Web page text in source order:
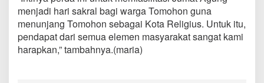
menjadi hari sakral bagi warga Tomohon guna
menunjang Tomohon sebagai Kota Religius. Untuk itu,
pendapat dari semua elemen masyarakat sangat kami
harapkan,” tambahnya.(maria)